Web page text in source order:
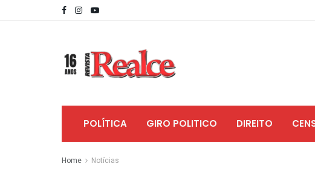
POLÍTICA GIRO POLITICO DIREITO
Home Notícias